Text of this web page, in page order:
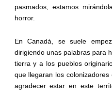
pasmados, estamos
horror.
En Canadá, se suele
dirigiendo unas palabras para
tierra y a los pueblos
que llegaran los
agradecer estar en este